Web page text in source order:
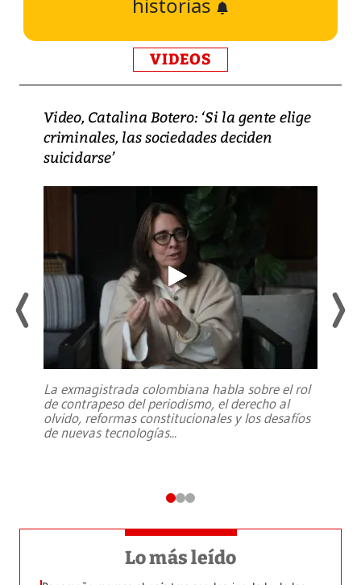
historias
VIDEOS
Video, Catalina Botero: ‘Si la gente elige
criminales, las sociedades deciden
suicidarse’
La exmagistrada colombiana habla sobre el rol
de contrapeso del periodismo, el derecho al
olvido, reformas constitucionales y los desafíos
de nuevas tecnologías...
Lo más leído